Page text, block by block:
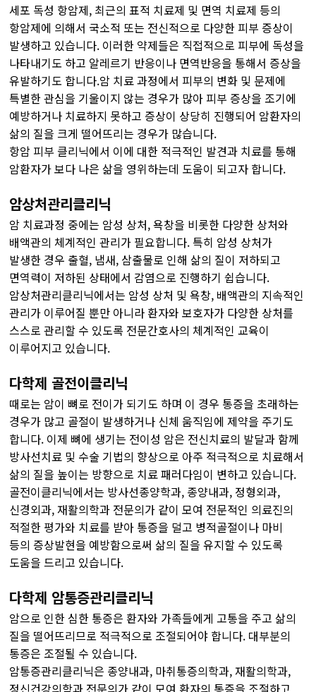
세포 독성 항암제, 최근의 표적 치료제 및 면역 치료제 등의
항암제에 의해서 국소적 또는 전신적으로 다양한 피부 증상이
발생하고 있습니다. 이러한 약제들은 직접적으로 피부에 독성을
나타내기도 하고 알레르기 반응이나 면역반응을 통해서 증상을
유발하기도 합니다.암 치료 과정에서 피부의 변화 및 문제에
특별한 관심을 기울이지 않는 경우가 많아 피부 증상을 조기에
예방하거나 치료하지 못하고 증상이 상당히 진행되어 암환자의
삶의 질을 크게 떨어뜨리는 경우가 많습니다.
항암 피부 클리닉에서 이에 대한 적극적인 발견과 치료를 통해
암환자가 보다 나은 삶을 영위하는데 도움이 되고자 합니다.
암상처관리클리닉
암 치료과정 중에는 암성 상처, 욕창을 비롯한 다양한 상처와
배액관의 체계적인 관리가 필요합니다. 특히 암성 상처가
발생한 경우 출혈, 냄새, 삼출물로 인해 삶의 질이 저하되고
면역력이 저하된 상태에서 감염으로 진행하기 쉽습니다.
암상처관리클리닉에서는 암성 상처 및 욕창, 배액관의 지속적인
관리가 이루어질 뿐만 아니라 환자와 보호자가 다양한 상처를
스스로 관리할 수 있도록 전문간호사의 체계적인 교육이
이루어지고 있습니다.
다학제 골전이클리닉
때로는 암이 뼈로 전이가 되기도 하며 이 경우 통증을 초래하는
경우가 많고 골절이 발생하거나 신체 움직임에 제약을 주기도
합니다. 이제 뼈에 생기는 전이성 암은 전신치료의 발달과 함께
방사선치료 및 수술 기법의 향상으로 아주 적극적으로 치료해서
삶의 질을 높이는 방향으로 치료 패러다임이 변하고 있습니다.
골전이클리닉에서는 방사선종양학과, 종양내과, 정형외과,
신경외과, 재활의학과 전문의가 같이 모여 전문적인 의료진의
적절한 평가와 치료를 받아 통증을 덜고 병적골절이나 마비
등의 증상발현을 예방함으로써 삶의 질을 유지할 수 있도록
도움을 드리고 있습니다.
다학제 암통증관리클리닉
암으로 인한 심한 통증은 환자와 가족들에게 고통을 주고 삶의
질을 떨어뜨리므로 적극적으로 조절되어야 합니다. 대부분의
통증은 조절될 수 있습니다.
암통증관리클리닉은 종양내과, 마취통증의학과, 재활의학과,
정신건강의학과 전문의가 같이 모여 환자의 통증을 조절하고